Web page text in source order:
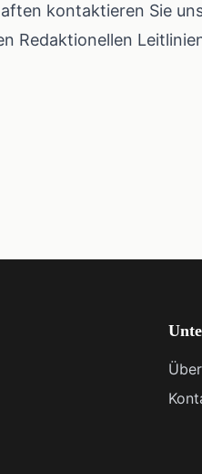
kontaktieren Sie
Redaktionellen